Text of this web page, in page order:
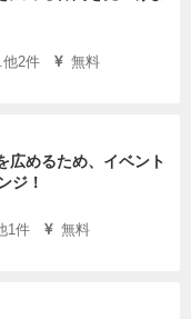
2件
無料
広めるため、イベント
ジ！
1件
無料